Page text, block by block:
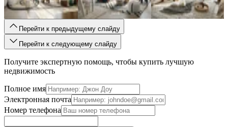
Перейти к предыдущему слайду
Перейти к следующему слайду
Получите экспертную помощь, чтобы купить лучшую
недвижимость
Полное имя
Электронная почта
Номер телефона